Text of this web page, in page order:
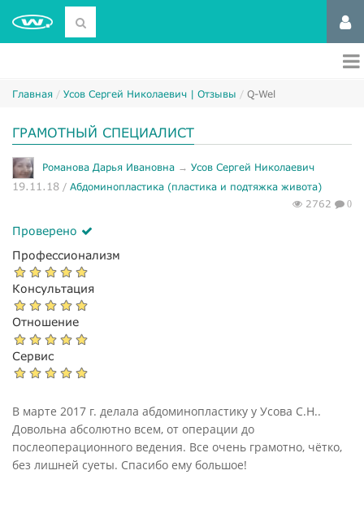
Главная Усов Сергей Николаевич | Отзывы Q-Wel
ГРАМОТНЫЙ СПЕЦИАЛИСТ
Романова Дарья Ивановна → Усов Сергей Николаевич
19.11.18 / Абдоминопластика (пластика и подтяжка живота)
2762
0
Проверено
Профессионализм
Консультация
Отношение
Сервис
В марте 2017 г. делала абдоминопластику у Усова С.Н..
Довольна абсолютно всем, от операции до
послеоперационного ведения. Все очень грамотно, чётко,
без лишней суеты. Спасибо ему большое!